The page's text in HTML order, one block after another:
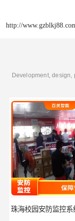
http://
Development,